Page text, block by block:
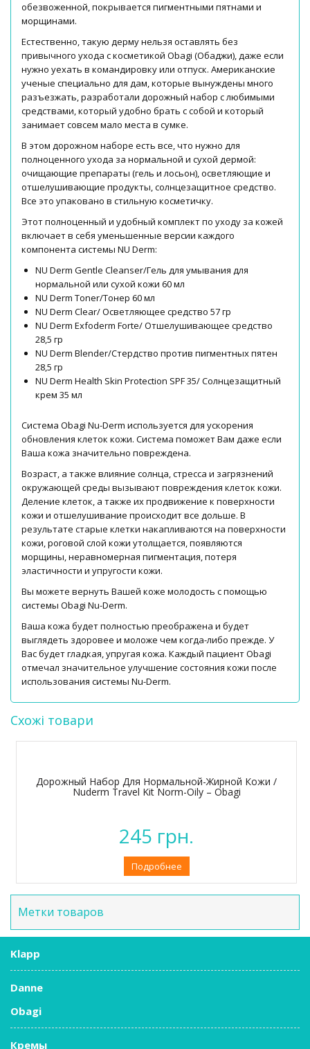
обезвоженной, покрывается пигментными пятнами и
морщинами.
Естественно, такую дерму нельзя оставлять без
привычного ухода с косметикой Obagi (Обаджи), даже если
нужно уехать в командировку или отпуск. Американские
ученые специально для дам, которые вынуждены много
разъезжать, разработали дорожный набор с любимыми
средствами, который удобно брать с собой и который
занимает совсем мало места в сумке.
В этом дорожном наборе есть все, что нужно для
полноценного ухода за нормальной и сухой дермой:
очищающие препараты (гель и лосьон), осветляющие и
отшелушивающие продукты, солнцезащитное средство.
Все это упаковано в стильную косметичку.
Этот полноценный и удобный комплект по уходу за кожей
включает в себя уменьшенные версии каждого
компонента системы NU Derm:
NU Derm Gentle Cleanser/Гель для умывания для
нормальной или сухой кожи 60 мл
NU Derm Toner/Тонер 60 мл
NU Derm Clear/ Осветляющее средство 57 гр
NU Derm Exfoderm Forte/ Отшелушивающее средство
28,5 гр
NU Derm Blender/Стердство против пигментных пятен
28,5 гр
NU Derm Health Skin Protection SPF 35/ Солнцезащитный
крем 35 мл
Система Obagi Nu-Derm используется для ускорения
обновления клеток кожи. Система поможет Вам даже если
Ваша кожа значительно повреждена.
Возраст, а также влияние солнца, стресса и загрязнений
окружающей среды вызывают повреждения клеток кожи.
Деление клеток, а также их продвижение к поверхности
кожи и отшелушивание происходит все дольше. В
результате старые клетки накапливаются на поверхности
кожи, роговой слой кожи утолщается, появляются
морщины, неравномерная пигментация, потеря
эластичности и упругости кожи.
Вы можете вернуть Вашей коже молодость с помощью
системы Obagi Nu-Derm.
Ваша кожа будет полностью преображена и будет
выглядеть здоровее и моложе чем когда-либо прежде. У
Вас будет гладкая, упругая кожа. Каждый пациент Obagi
отмечал значительное улучшение состояния кожи после
использования системы Nu-Derm.
Схожі товари
Дорожный Набор Для Нормальной-Жирной Кожи /
Nuderm Travel Kit Norm-Oily – Obagi
245 грн.
Подробнее
Метки товаров
Klapp
Danne
Obagi
Кремы